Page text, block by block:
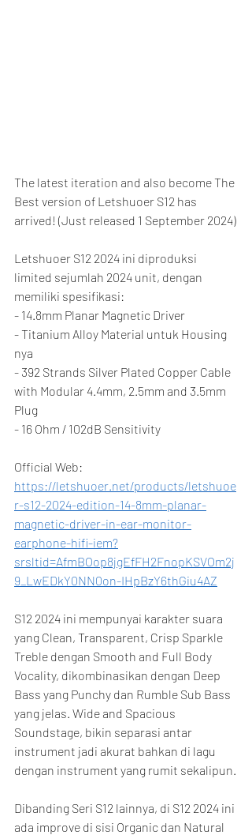
The latest iteration and also become The
Best version of Letshuoer S12 has
arrived! (Just released 1 September 2024)
Letshuoer S12 2024 ini diproduksi
limited sejumlah 2024 unit, dengan
memiliki spesifikasi:
- 14.8mm Planar Magnetic Driver
- Titanium Alloy Material untuk Housing
nya
- 392 Strands Silver Plated Copper Cable
with Modular 4.4mm, 2.5mm and 3.5mm
Plug
- 16 Ohm / 102dB Sensitivity
Official Web:
https://letshuoer.net/products/letshuoe
r-s12-2024-edition-14-8mm-planar-
magnetic-driver-in-ear-monitor-
earphone-hifi-iem?
srsltid=AfmBOop8jgEfFH2FnopKSVOm2j
9_LwEDkY0NN0on-IHpBzY6thGiu4AZ
S12 2024 ini mempunyai karakter suara
yang Clean, Transparent, Crisp Sparkle
Treble dengan Smooth and Full Body
Vocality, dikombinasikan dengan Deep
Bass yang Punchy dan Rumble Sub Bass
yang jelas. Wide and Spacious
Soundstage, bikin separasi antar
instrument jadi akurat bahkan di lagu
dengan instrument yang rumit sekalipun.
Dibanding Seri S12 lainnya, di S12 2024 ini
ada improve di sisi Organic dan Natural